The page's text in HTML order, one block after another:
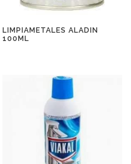
LIMPIAMETALES ALADIN
100ML